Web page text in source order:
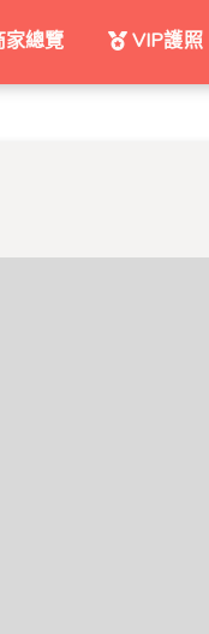
家總覽 VIP護照